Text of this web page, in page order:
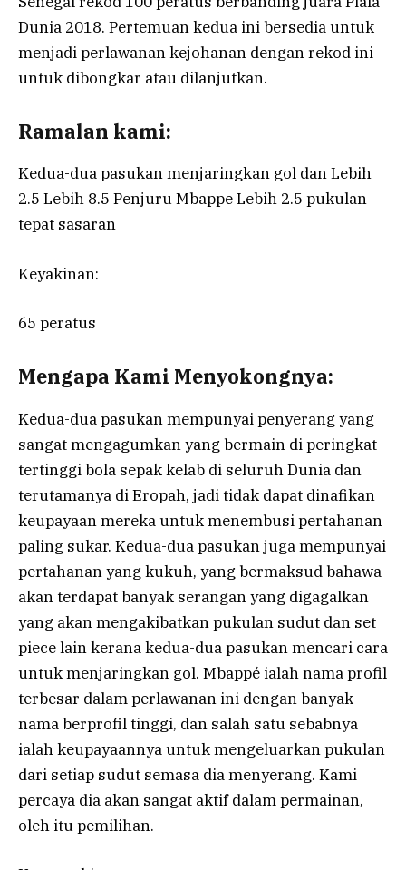
Dunia 2018. Pertemuan kedua ini bersedia untuk
menjadi perlawanan kejohanan dengan rekod ini
untuk dibongkar atau dilanjutkan.
Ramalan kami:
Kedua-dua pasukan menjaringkan gol dan Lebih
2.5 Lebih 8.5 Penjuru Mbappe Lebih 2.5 pukulan
tepat sasaran
Keyakinan:
65 peratus
Mengapa Kami Menyokongnya:
Kedua-dua pasukan mempunyai penyerang yang
sangat mengagumkan yang bermain di peringkat
tertinggi bola sepak kelab di seluruh Dunia dan
terutamanya di Eropah, jadi tidak dapat dinafikan
keupayaan mereka untuk menembusi pertahanan
paling sukar. Kedua-dua pasukan juga mempunyai
pertahanan yang kukuh, yang bermaksud bahawa
akan terdapat banyak serangan yang digagalkan
yang akan mengakibatkan pukulan sudut dan set
piece lain kerana kedua-dua pasukan mencari cara
untuk menjaringkan gol. Mbappé ialah nama profil
terbesar dalam perlawanan ini dengan banyak
nama berprofil tinggi, dan salah satu sebabnya
ialah keupayaannya untuk mengeluarkan pukulan
dari setiap sudut semasa dia menyerang. Kami
percaya dia akan sangat aktif dalam permainan,
oleh itu pemilihan.